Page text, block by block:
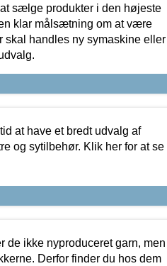
sælge produkter i den højeste
klar målsætning om at være
skal handles ny symaskine eller
at have et bredt udvalg af
og sytilbehør. Klik her for at se
de ikke nyproduceret garn, men
Derfor finder du hos dem